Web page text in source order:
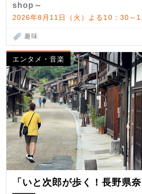
shop～
2026年8月11日（火）よる10：30～
趣味
エンタメ・音楽
「いと次郎が歩く！長野県